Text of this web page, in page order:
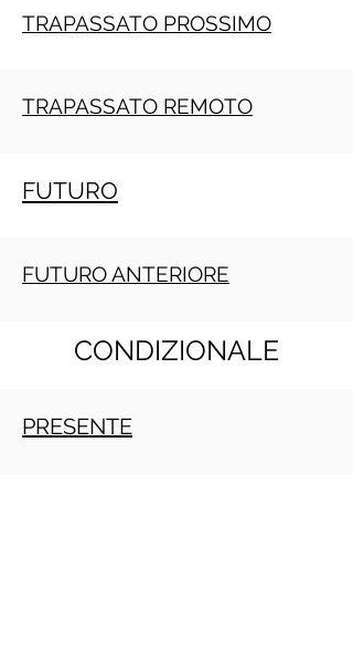
TRAPASSATO PROSSIMO
TRAPASSATO REMOTO
FUTURO
FUTURO ANTERIORE
CONDIZIONALE
PRESENTE